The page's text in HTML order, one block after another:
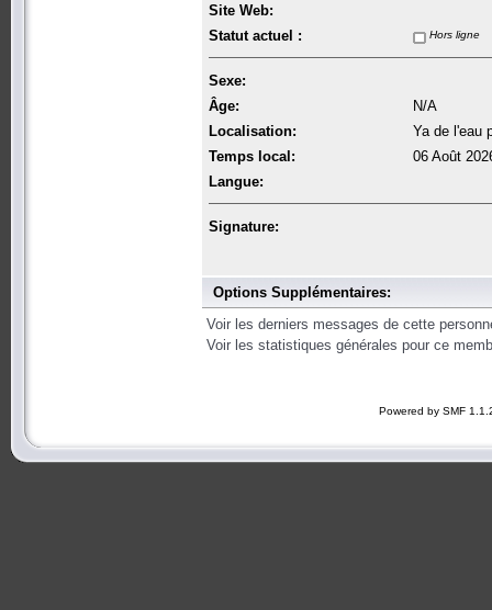
Site Web:
Statut actuel :
Hors ligne
Sexe:
Âge:
N/A
Localisation:
Ya de l'eau
Temps local:
06 Août
Langue:
Signature:
Options Supplémentaires:
Voir les derniers messages de cette
Voir les statistiques générales pour ce
Powered by SMF